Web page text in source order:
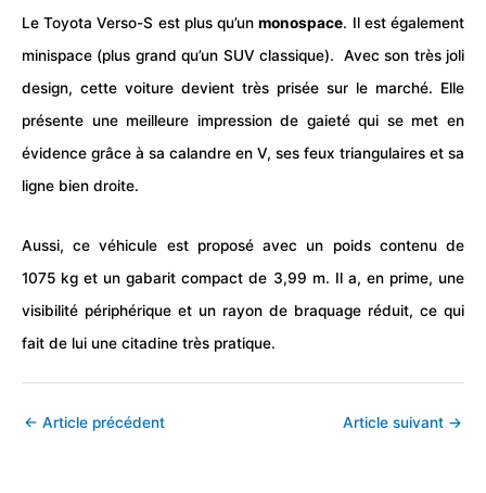
Le Toyota Verso-S est plus qu’unmonospace. Il est également
minispace (plus grand qu’un SUV classique). Avec son très joli
design, cette voiture devient très prisée sur le marché. Elle
présente une meilleure impression de gaieté qui se met en
évidence grâce à sa calandre en V, ses feux triangulaires et sa
ligne bien droite.
Aussi, ce véhicule est proposé avec un poids contenu de
1075 kg et un gabarit compact de 3,99 m. Il a, en prime, une
visibilité périphérique et un rayon de braquage réduit, ce qui
fait de lui une citadine très pratique.
← Article précédent Article suivant →